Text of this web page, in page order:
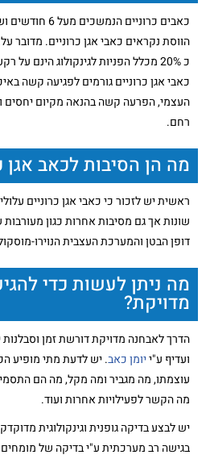
כאבים כרוניים
הווסת נקראים כאבי אגן כרוניים.
כ 20% מכלל הפניות לגינקולוג הינם
כאבי אגן כרוניים גורמים לפגיעה קשה
העצמי, הפרעה קשה בהנאה מקיום יחסים
רחם.
מה הן הסיבות לכאב אגן
ראשית יש לזכור כי כאבי אגן כרוניים
שונות אך גם מסיבות אחרות כגון
דופן הבטן והמערכת העצבית הנוירו-
מה ניתן לעשות כדי
מדויקת?
הדרך לאבחנה מדויקת דורשת זמן
ועדיף ע"ייומן כאב. יש לדעת מתי מופיע
עוצמתו, מה מגביר ומה מקל, מה הם
מה הקשר לפעילויות אחרות ועוד.
יש לבצע בדיקה גופנית וגינקולוגית
בגישה רב מערכתית ע"י בדיקה של